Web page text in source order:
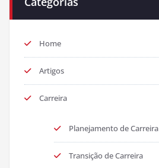
Home
Artigos
Carreira
Planejamento de Carreira
Transição de Carreira